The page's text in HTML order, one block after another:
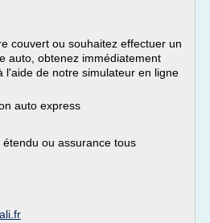
couvert ou souhaitez effectuer un
auto, obtenez immédiatement
l'aide de notre simulateur en ligne
auto express
ou assurance tous